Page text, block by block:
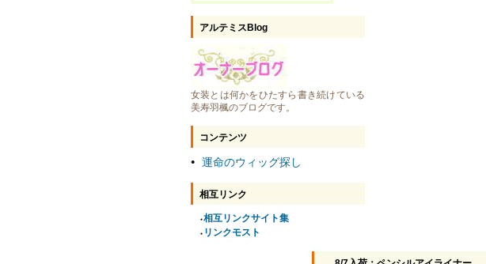
アルテミスBlog
女装とは何かをひたすら書き続けている
美寿羽楓のブログです。
コンテンツ
● 運命のウィッグ探し
相互リンク
●相互リンクサイト集
● リンクモスト